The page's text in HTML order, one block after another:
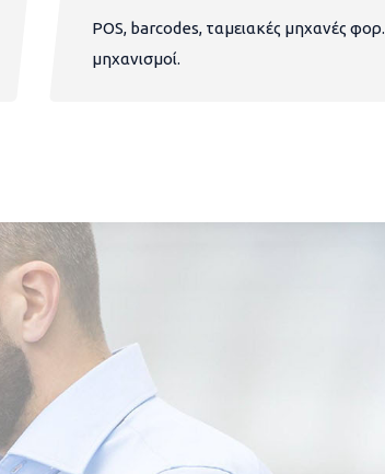
POS, barcodes, ταμειακές μηχανές φορ.
μηχανισμοί.